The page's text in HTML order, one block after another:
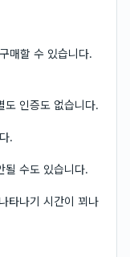
매할 수 있습니다.
도 인증도 없습니다.
.
될 수도 있습니다.
타나기 시간이 꾀나